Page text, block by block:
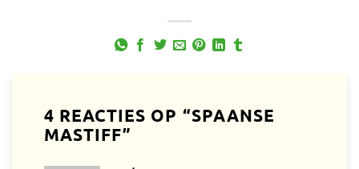
4 REACTIES OP “SPAANSE
MASTIFF”